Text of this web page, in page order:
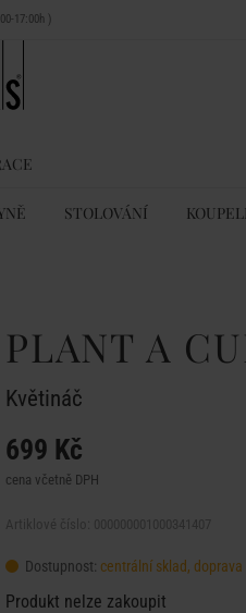
17:00h )
STOLOVÁNÍ
PLANT A
Květináč
699 Kč
cena včetně DPH
Dostupnost: centrální sklad,
Produkt nelze zakoupit